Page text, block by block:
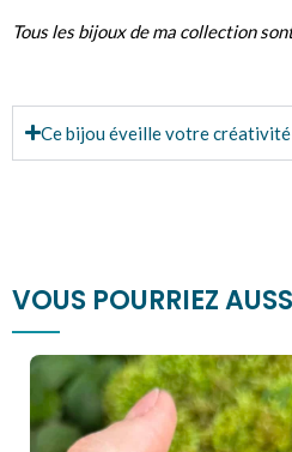
Tous les bijoux de ma collection
Ce bijou éveille votre
VOUS POURRIEZ